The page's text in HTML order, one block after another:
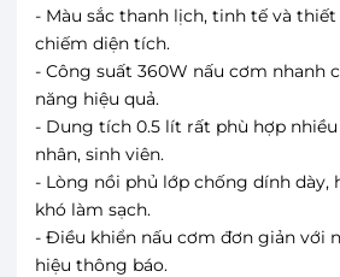
- Màu sắc thanh lịch, tinh tế và
chiếm diện tích.
- Công suất 360W nấu cơm nhanh
năng hiệu quả.
- Dung tích 0.5 lít rất phù hợp
nhân, sinh viên.
- Lòng nồi phủ lớp chống dính dày,
khó làm sạch.
- Điều khiển nấu cơm đơn giản với
hiệu thông báo.